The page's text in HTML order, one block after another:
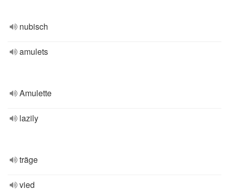
nubisch
amulets
Amulette
lazily
träge
vied